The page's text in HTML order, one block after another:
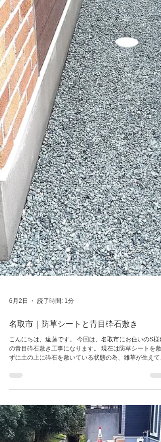
名取市｜防草シートと青目砕石敷き
こんにちは、遠藤です。 今回は、名取市にお住いのS様
ずに土の上に砕石を敷いている状態の為、雑草が生えて
決するために一旦表面の砕石と土を鋤取り、防草シート
樹脂の見切り材を設置し、青目砕石が飛び散らないよう
しています。 完成 施工途中 施工前